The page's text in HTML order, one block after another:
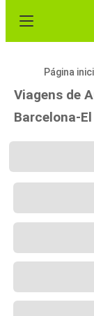
Página
Viagens de
Barcelona-